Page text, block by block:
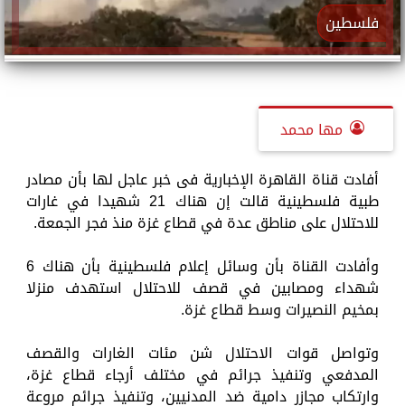
فلسطين
مها محمد
أفادت قناة القاهرة الإخبارية فى خبر عاجل لها بأن مصادر
طبية فلسطينية قالت إن هناك 21 شهيدا في غارات
للاحتلال على مناطق عدة في قطاع غزة منذ فجر الجمعة.
وأفادت القناة بأن وسائل إعلام فلسطينية بأن هناك 6
شهداء ومصابين في قصف للاحتلال استهدف منزلا
بمخيم النصيرات وسط قطاع غزة.
وتواصل قوات الاحتلال شن مئات الغارات والقصف
المدفعي وتنفيذ جرائم في مختلف أرجاء قطاع غزة،
وارتكاب مجازر دامية ضد المدنيين، وتنفيذ جرائم مروعة